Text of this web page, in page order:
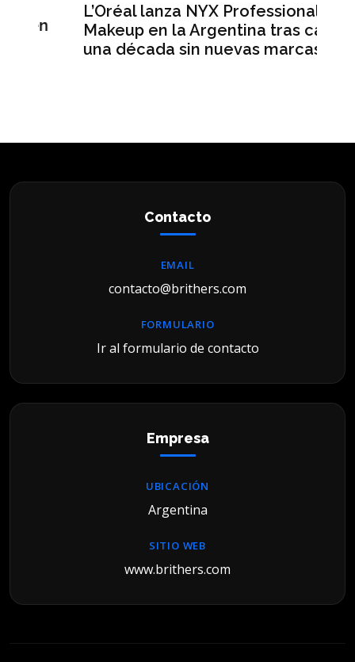
L’Oréal lanza NYX Professional
Makeup en la Argentina tras casi
una década sin nuevas marcas
Contacto
EMAIL
contacto@brithers.com
FORMULARIO
Ir al formulario de contacto
Empresa
UBICACIÓN
Argentina
SITIO WEB
www.brithers.com